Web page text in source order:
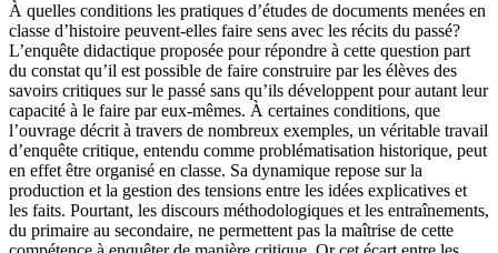
À quelles conditions les pratiques d’études de documents menées en
classe d’histoire peuvent-elles faire sens avec les récits du passé?
L’enquête didactique proposée pour répondre à cette question part
du constat qu’il est possible de faire construire par les élèves des
savoirs critiques sur le passé sans qu’ils développent pour autant leur
capacité à le faire par eux-mêmes. À certaines conditions, que
l’ouvrage décrit à travers de nombreux exemples, un véritable travail
d’enquête critique, entendu comme problématisation historique, peut
en effet être organisé en classe. Sa dynamique repose sur la
production et la gestion des tensions entre les idées explicatives et
les faits. Pourtant, les discours méthodologiques et les entraînements,
du primaire au secondaire, ne permettent pas la maîtrise de cette